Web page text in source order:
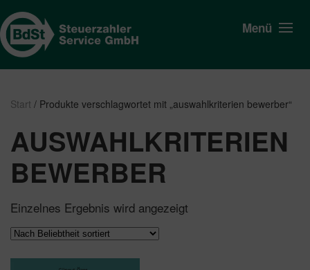
Menü
Start / Produkte verschlagwortet mit „auswahlkriterien bewerber“
AUSWAHLKRITERIEN
BEWERBER
Einzelnes Ergebnis wird angezeigt